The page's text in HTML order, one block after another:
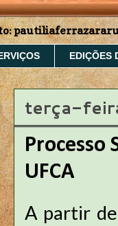
EDIÇÕES
terça-
Processo
UFCA
A partir